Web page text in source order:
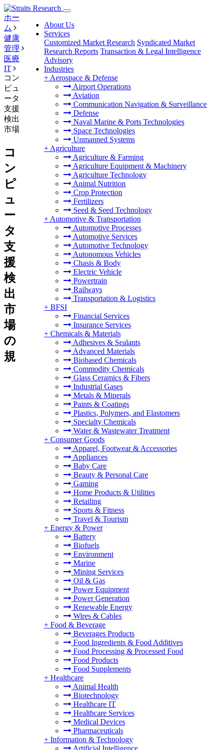
About Us
Services
Customized Market Research Syndicated Market
Research Reports Transaction & Legal Intelligence
Advisory
Industries
+ Aerospace & Defense
Airport Operations
Aviation
Communication Navigation & Surveillance
Defense
Naval Marine & Ports Technologies
Space Technologies
Unmanned Systems
+ Agriculture
Agriculture & Farming
Agriculture Equipment & Machinery
Agriculture Technology
Animal Nutrition
Crop Protection
Fertilizers
Seed & Seed Technology
+ Automotive & Transportation
Automotive Processes
Automotive Services
Automotive Technology
Autonomous Vehicles
Chasis & Body
Electric Vehicle
Powertrain
Railways
Transportation & Logistics
+ BFSI
Financial Services
Insurance Services
+ Chemicals & Materials
Adhesives & Sealants
Advanced Materials
Biobased Chemicals
Commodity Chemicals
Glass Ceramics & Fibers
Industrial Gases
Metals & Minerals
Paints & Coatings
Plastics, Polymers, and Elastomers
Specialty Chemicals
Water & Wastewater Treatment
+ Consumer Goods
Apparel, Footwear & Accessories
Appliances
Baby Care
Beauty & Personal Care
Gaming
Home Products & Utilities
Retailing
Sports & Fitness
Travel & Tourism
+ Energy & Power
Battery
Biofuels
Environment
Marine
Mining Services
Oil & Gas
Power Equipment
Power Generation
Renewable Energy
Wires & Cables
+ Food & Beverage
Beverages Products
Food Ingredients & Food Additives
Food Processing & Processed Food
Food Products
Food Supplements
+ Healthcare
Animal Health
Biotechnology
Healthcare IT
Healthcare Services
Medical Devices
Pharmaceuticals
+ Information & Technology
Artificial Intelligence
ホー
ム
健康
管理
医療
IT
コン
ピュ
ータ
支援
検出
市場
コ
ン
ピ
ュ
ー
タ
支
援
検
出
市
場
の
規